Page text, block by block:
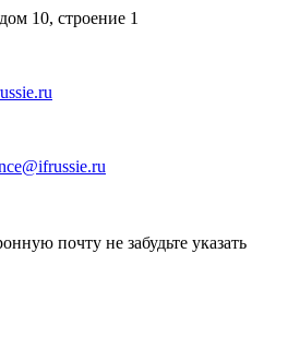
10, строение 1
почту не забудьте указать